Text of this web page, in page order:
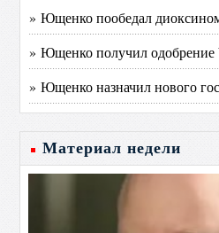
» Ющенко пообедал
» Ющенко получил одобрение
» Ющенко назначил нового
Материал недели